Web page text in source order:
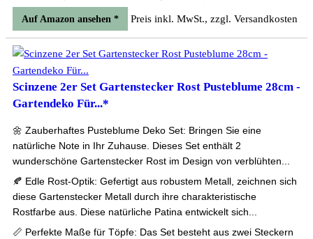
Auf Amazon ansehen * Preis inkl. MwSt., zzgl. Versandkosten
Scinzene 2er Set Gartenstecker Rost Pusteblume 28cm -
Gartendeko Für...*
🌼 Zauberhaftes Pusteblume Deko Set: Bringen Sie eine
natürliche Note in Ihr Zuhause. Dieses Set enthält 2
wunderschöne Gartenstecker Rost im Design von verblühten...
🍂 Edle Rost-Optik: Gefertigt aus robustem Metall, zeichnen sich
diese Gartenstecker Metall durch ihre charakteristische
Rostfarbe aus. Diese natürliche Patina entwickelt sich...
📏 Perfekte Maße für Töpfe: Das Set besteht aus zwei Steckern